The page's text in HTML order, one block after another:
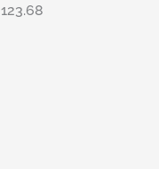
123.68